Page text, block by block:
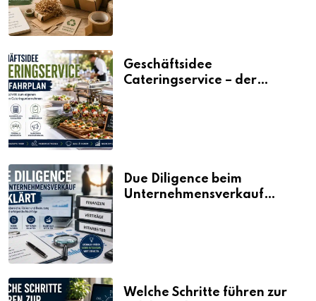
Geschäftsidee
Cateringservice – der
Due Diligence beim
Unternehmensverkauf
Welche Schritte führen zur